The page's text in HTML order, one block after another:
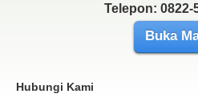
Telepon: 0822-
Buka
Hubungi Kami